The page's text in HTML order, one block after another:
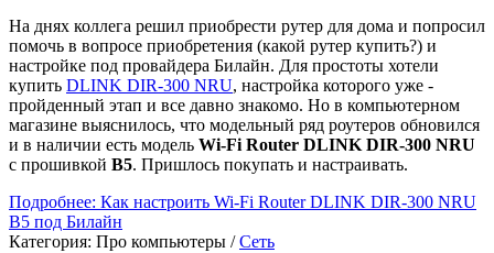
На днях коллега решил приобрести рутер для дома и попросил
помочь в вопросе приобретения (какой рутер купить?) и
настройке под провайдера Билайн. Для простоты хотели
купить DLINK DIR-300 NRU, настройка которого уже -
пройденный этап и все давно знакомо. Но в компьютерном
магазине выяснилось, что модельный ряд роутеров обновился
и в наличии есть модель Wi-Fi Router DLINK DIR-300 NRU
с прошивкой B5. Пришлось покупать и настраивать.
Подробнее: Как настроить Wi-Fi Router DLINK DIR-300 NRU
B5 под Билайн
Категория: Про компьютеры /Сеть